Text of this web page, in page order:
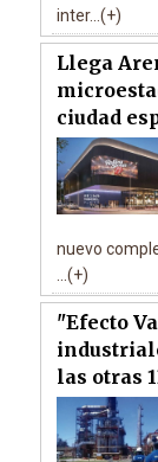
inter...(+)
Llega
ciudad
nuevo
...(+)
"Efecto
las otras